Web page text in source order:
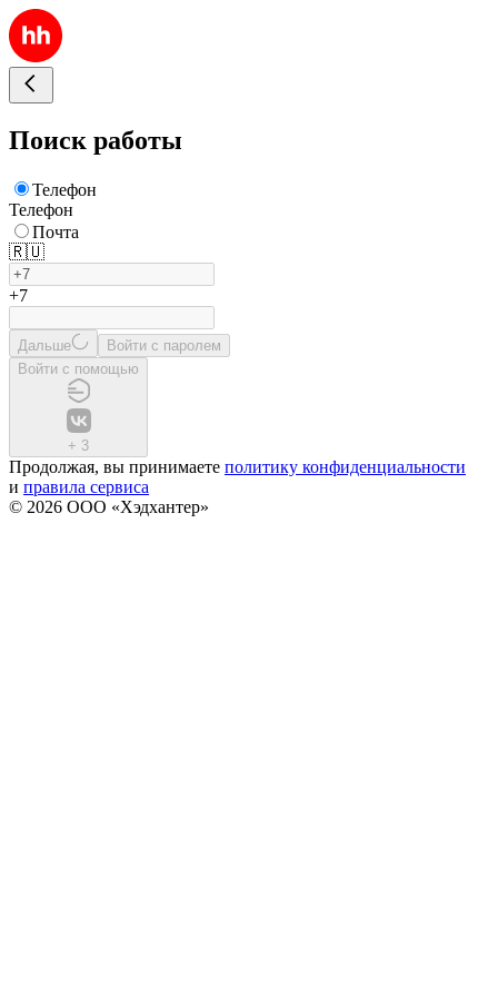
Поиск работы
Телефон
Телефон
Почта
🇷🇺
+7
Дальше
Войти с паролем
Войти с помощью
+ 3
Продолжая, вы принимаете политику конфиденциальности
и правила сервиса
© 2026 ООО «Хэдхантер»